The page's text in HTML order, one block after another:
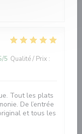
/5 Qualité / Prix :
Tout les plats
De l’entrée
et tous les